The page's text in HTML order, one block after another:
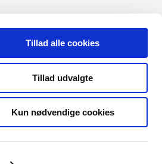
Tillad alle cookies
Tillad udvalgte
Kun nødvendige cookies